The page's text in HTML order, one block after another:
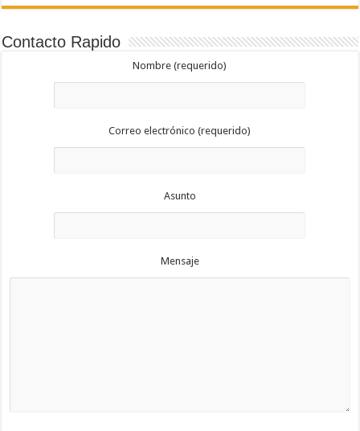
Contacto Rapido
Nombre (requerido)
Correo electrónico (requerido)
Asunto
Mensaje